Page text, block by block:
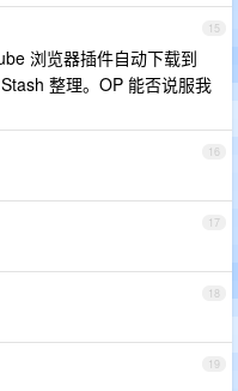
15
浏览器插件自动下载到
整理。OP 能否说服我
16
17
18
19